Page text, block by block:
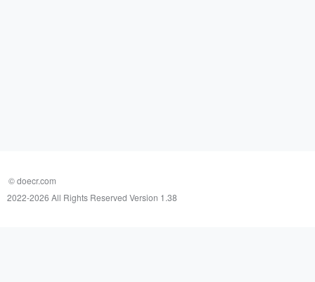
© doecr.com
2022-2026 All Rights Reserved Version 1.38